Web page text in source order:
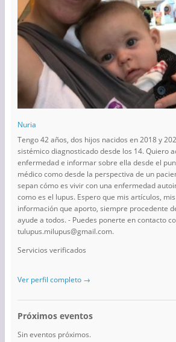
Nuria
Tengo 42 años, dos hijos nacidos en 2018 y
sistémico diagnosticado desde los 14. Quiero
enfermedad e informar sobre ella desde el
médico como desde la perspectiva de un
sepan cómo es vivir con una enfermedad
como es el lupus. Espero que mis artículos,
información que aporto, siempre procedente
ayude a todos. - Puedes ponerte en contacto
tulupus.milupus@gmail.com.
Servicios verificados
Ver perfil completo →
Próximos eventos
Sin eventos próximos.